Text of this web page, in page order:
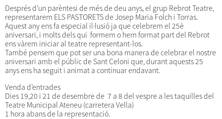
Després d’un parèntesi de més de deu anys, el grup Rebrot Teatre,
representarem ELS PASTORETS de Josep Maria Folch i Torras.
Aquest any ens fa especial il·lusió ja que celebrem el 25è
aniversari, i molts dels qui formem o hem format part del Rebrot
ens vàrem iniciar al teatre representant-los.
També pensem que pot ser una bona manera de celebrar el nostre
aniversari amb el públic de Sant Celoni que, durant aquests 25
anys ens ha seguit i animat a continuar endavant.
Venda d’entrades
Dies 19,20 i 21 de desembre de 7 a 8 del vespre a les taquilles del
Teatre Municipal Ateneu (carretera Vella)
1 hora abans de la representació.